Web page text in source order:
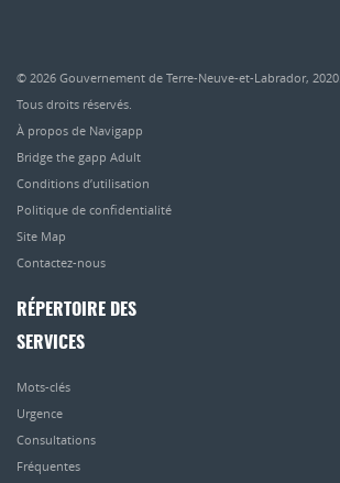
© 2026 Gouvernement de Terre-Neuve-et-Labrador, 2020.
Tous droits réservés.
À propos de Navigapp
Bridge the gapp Adult
Conditions d’utilisation
Politique de confidentialité
Site Map
Contactez-nous
RÉPERTOIRE DES
SERVICES
Mots-clés
Urgence
Consultations
Fréquentes